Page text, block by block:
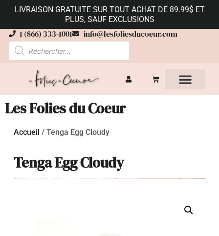
LIVRAISON GRATUITE SUR TOUT ACHAT DE 89.99$ ET
PLUS, SAUF EXCLUSIONS
1 (866) 333-1001 info@lesfoliesducoeur.com
Les Folies du Coeur
Accueil / Tenga Egg Cloudy
Tenga Egg Cloudy